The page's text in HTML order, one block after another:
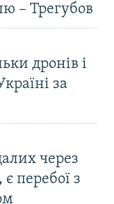
– Трегубов
дронів і
за
через
перебої з